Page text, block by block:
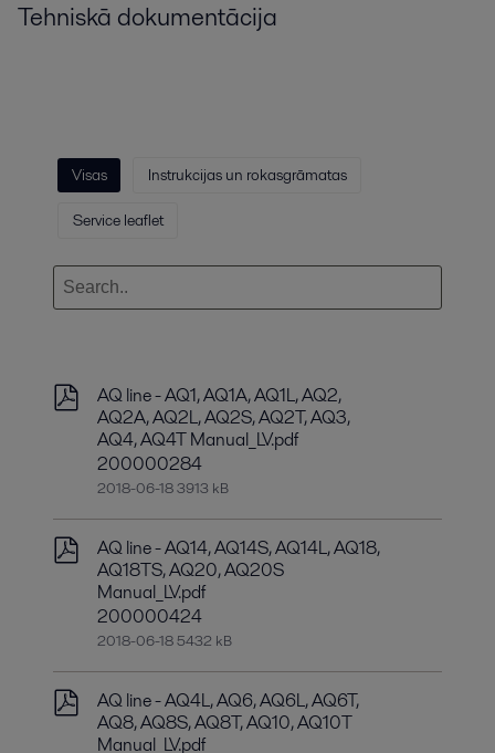
Tehniskā dokumentācija
Visas Instrukcijas un rokasgrāmatas
Service leaflet
AQ line - AQ1, AQ1A, AQ1L, AQ2,
AQ2A, AQ2L, AQ2S, AQ2T, AQ3,
AQ4, AQ4T Manual_LV.pdf
200000284
2018-06-18 3913 kB
AQ line - AQ14, AQ14S, AQ14L, AQ18,
AQ18TS, AQ20, AQ20S
Manual_LV.pdf
200000424
2018-06-18 5432 kB
AQ line - AQ4L, AQ6, AQ6L, AQ6T,
AQ8, AQ8S, AQ8T, AQ10, AQ10T
Manual_LV.pdf